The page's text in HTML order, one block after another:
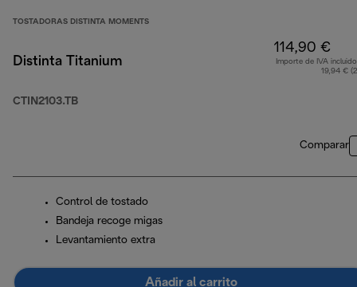
TOSTADORAS DISTINTA MOMENTS
Distinta Titanium
CTIN2103.TB
114,90 €
Importe de IVA
19,94 €
Comparar
Control de tostado
Bandeja recoge migas
Levantamiento extra
Añadir al carrito